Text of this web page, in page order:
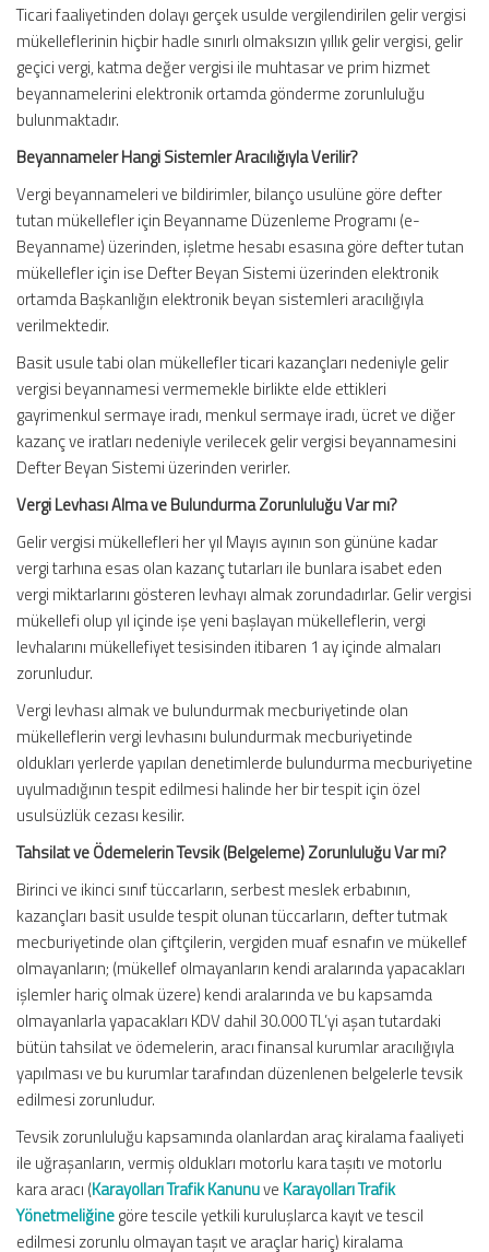
Ticari faaliyetinden dolayı gerçek usulde vergilendirilen gelir vergisi
mükelleflerinin hiçbir hadle sınırlı olmaksızın yıllık gelir vergisi, gelir
geçici vergi, katma değer vergisi ile muhtasar ve prim hizmet
beyannamelerini elektronik ortamda gönderme zorunluluğu
bulunmaktadır.
Beyannameler Hangi Sistemler Aracılığıyla Verilir?
Vergi beyannameleri ve bildirimler, bilanço usulüne göre defter
tutan mükellefler için Beyanname Düzenleme Programı (e-
Beyanname) üzerinden, işletme hesabı esasına göre defter tutan
mükellefler için ise Defter Beyan Sistemi üzerinden elektronik
ortamda Başkanlığın elektronik beyan sistemleri aracılığıyla
verilmektedir.
Basit usule tabi olan mükellefler ticari kazançları nedeniyle gelir
vergisi beyannamesi vermemekle birlikte elde ettikleri
gayrimenkul sermaye iradı, menkul sermaye iradı, ücret ve diğer
kazanç ve iratları nedeniyle verilecek gelir vergisi beyannamesini
Defter Beyan Sistemi üzerinden verirler.
Vergi Levhası Alma ve Bulundurma Zorunluluğu Var mı?
Gelir vergisi mükellefleri her yıl Mayıs ayının son gününe kadar
vergi tarhına esas olan kazanç tutarları ile bunlara isabet eden
vergi miktarlarını gösteren levhayı almak zorundadırlar. Gelir vergisi
mükellefi olup yıl içinde işe yeni başlayan mükelleflerin, vergi
levhalarını mükellefiyet tesisinden itibaren 1 ay içinde almaları
zorunludur.
Vergi levhası almak ve bulundurmak mecburiyetinde olan
mükelleflerin vergi levhasını bulundurmak mecburiyetinde
oldukları yerlerde yapılan denetimlerde bulundurma mecburiyetine
uyulmadığının tespit edilmesi halinde her bir tespit için özel
usulsüzlük cezası kesilir.
Tahsilat ve Ödemelerin Tevsik (Belgeleme) Zorunluluğu Var mı?
Birinci ve ikinci sınıf tüccarların, serbest meslek erbabının,
kazançları basit usulde tespit olunan tüccarların, defter tutmak
mecburiyetinde olan çiftçilerin, vergiden muaf esnafın ve mükellef
olmayanların; (mükellef olmayanların kendi aralarında yapacakları
işlemler hariç olmak üzere) kendi aralarında ve bu kapsamda
olmayanlarla yapacakları KDV dahil 30.000 TL’yi aşan tutardaki
bütün tahsilat ve ödemelerin, aracı finansal kurumlar aracılığıyla
yapılması ve bu kurumlar tarafından düzenlenen belgelerle tevsik
edilmesi zorunludur.
Tevsik zorunluluğu kapsamında olanlardan araç kiralama faaliyeti
ile uğraşanların, vermiş oldukları motorlu kara taşıtı ve motorlu
kara aracı (Karayolları Trafik Kanunuve Karayolları Trafik
Yönetmeliğinegöre tescile yetkili kuruluşlarca kayıt ve tescil
edilmesi zorunlu olmayan taşıt ve araçlar hariç) kiralama